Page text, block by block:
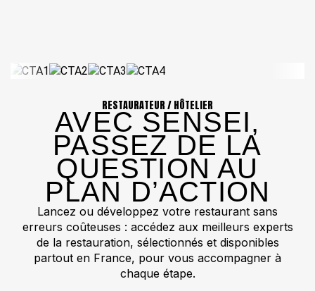
RESTAURATEUR / HÔTELIER
AVEC SENSEI,
PASSEZ DE LA
QUESTION AU
PLAN D’ACTION
Lancez ou développez votre restaurant sans
erreurs coûteuses : accédez aux meilleurs experts
de la restauration, sélectionnés et disponibles
partout en France, pour vous accompagner à
chaque étape.